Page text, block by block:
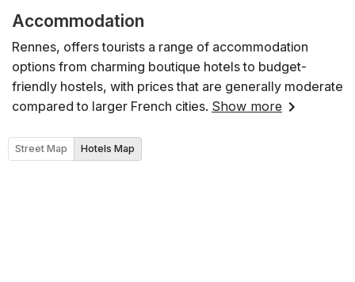
Accommodation
Rennes, offers tourists a range of accommodation
options from charming boutique hotels to budget-
friendly hostels, with prices that are generally moderate
compared to larger French cities. Show more
Street Map Hotels Map